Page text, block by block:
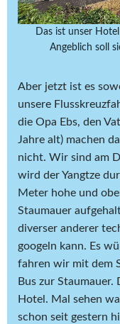
Das ist unser
Angeblich soll
Aber jetzt ist es
unsere
die Opa Ebs, den
Jahre alt) machen
nicht. Wir sind am
wird der Yangtze
Meter hohe und
Staumauer
diverser anderer
googeln kann. Es
fahren wir mit dem
Bus zur
Hotel. Mal sehen
schon seit gestern